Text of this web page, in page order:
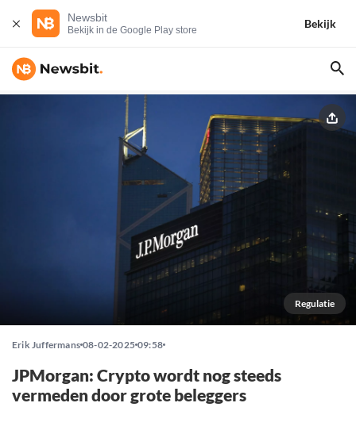
Newsbit
Bekijk in de Google Play store
Bekijk
Regulatie
Erik Juffermans 08-02-2025 09:58
JPMorgan: Crypto wordt nog steeds
vermeden door grote beleggers